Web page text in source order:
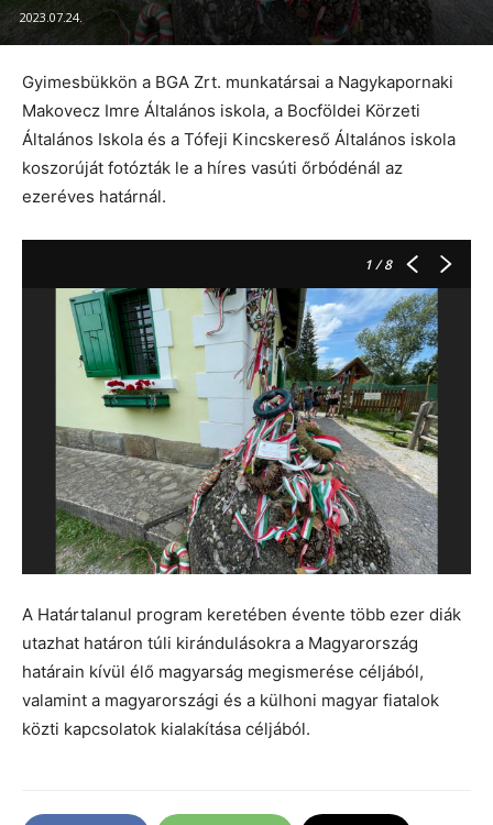
2023.07.24.
Gyimesbükkön a BGA Zrt. munkatársai a Nagykapornaki
Makovecz Imre Általános iskola, a Bocföldei Körzeti
Általános Iskola és a Tófeji Kincskereső Általános iskola
koszorúját fotózták le a híres vasúti őrbódénál az
ezeréves határnál.
1/ 8
A Határtalanul program keretében évente több ezer diák
utazhat határon túli kirándulásokra a Magyarország
határain kívül élő magyarság megismerése céljából,
valamint a magyarországi és a külhoni magyar fiatalok
közti kapcsolatok kialakítása céljából.